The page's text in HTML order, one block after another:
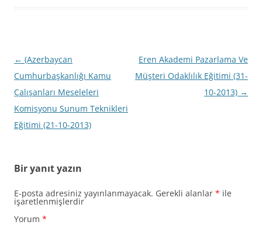
Yazı
dolaşımı
← (Azerbaycan
Cumhurbaşkanlığı Kamu
Çalışanları Meseleleri
Komisyonu Sunum Teknikleri
Eğitimi (21-10-2013)
Eren Akademi Pazarlama Ve
Müşteri Odaklılık Eğitimi (31-
10-2013) →
Bir yanıt yazın
E-posta adresiniz yayınlanmayacak. Gerekli alanlar * ile
işaretlenmişlerdir
Yorum *